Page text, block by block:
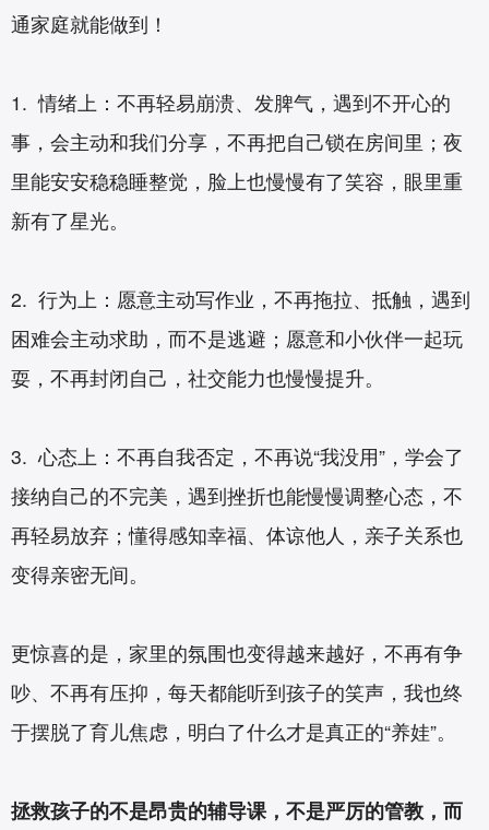
通家庭就能做到！
1. 情绪上：不再轻易崩溃、发脾气，遇到不开心的
事，会主动和我们分享，不再把自己锁在房间里；夜
里能安安稳稳睡整觉，脸上也慢慢有了笑容，眼里重
新有了星光。
2. 行为上：愿意主动写作业，不再拖拉、抵触，遇到
困难会主动求助，而不是逃避；愿意和小伙伴一起玩
耍，不再封闭自己，社交能力也慢慢提升。
3. 心态上：不再自我否定，不再说“我没用”，学会了
接纳自己的不完美，遇到挫折也能慢慢调整心态，不
再轻易放弃；懂得感知幸福、体谅他人，亲子关系也
变得亲密无间。
更惊喜的是，家里的氛围也变得越来越好，不再有争
吵、不再有压抑，每天都能听到孩子的笑声，我也终
于摆脱了育儿焦虑，明白了什么才是真正的“养娃”。
拯救孩子的不是昂贵的辅导课，不是严厉的管教，而